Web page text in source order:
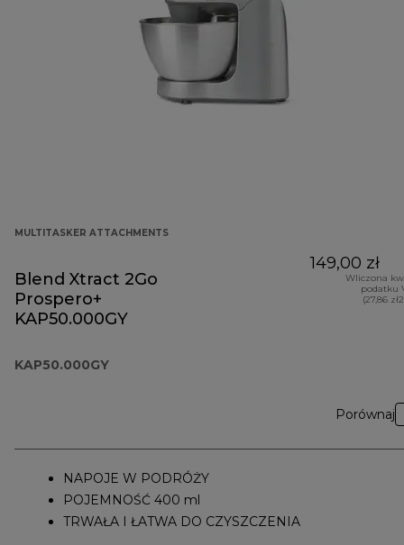
MULTITASKER ATTACHMENTS
Blend Xtract 2Go
Prospero+
KAP50.000GY
KAP50.000GY
149,00 zł
Wliczona
podatku
(27,86
Porównaj
NAPOJE W PODRÓŻY
POJEMNOŚĆ 400 ml
TRWAŁA I ŁATWA DO CZYSZCZENIA